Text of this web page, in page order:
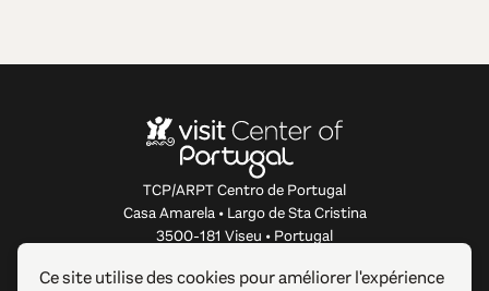
TCP/ARPT Centro de Portugal
Casa Amarela • Largo de Sta Cristina
3500-181 Viseu • Portugal
Ce site utilise des cookies pour améliorer l'expérience